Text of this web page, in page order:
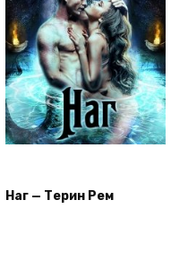
Наг — Терин Рем